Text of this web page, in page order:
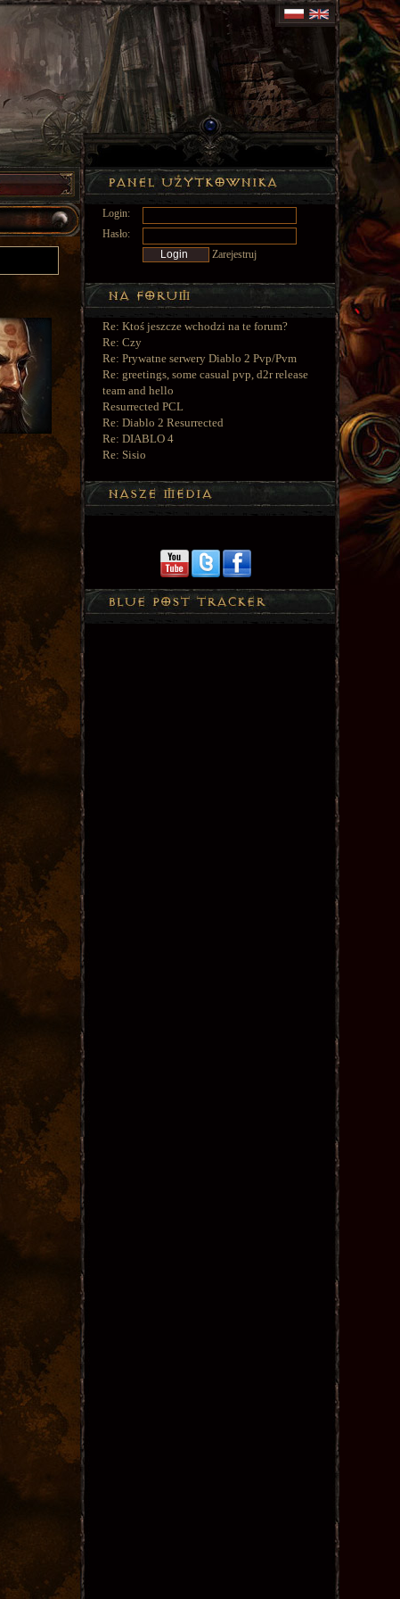
Login:
Hasło:
Zarejestruj
Re: Ktoś jeszcze wchodzi na te forum?
Re: Czy
Re: Prywatne serwery Diablo 2 Pvp/Pvm
Re: greetings, some casual pvp, d2r release
team and hello
Resurrected PCL
Re: Diablo 2 Resurrected
Re: DIABLO 4
Re: Sisio